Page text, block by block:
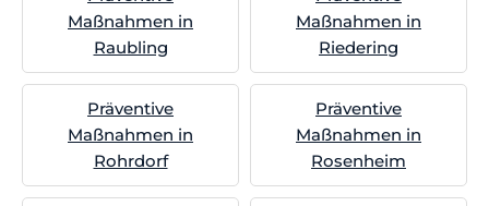
Maßnahmen in
Raubling
Maßnahmen in
Riedering
Präventive
Maßnahmen in
Rohrdorf
Präventive
Maßnahmen in
Rosenheim